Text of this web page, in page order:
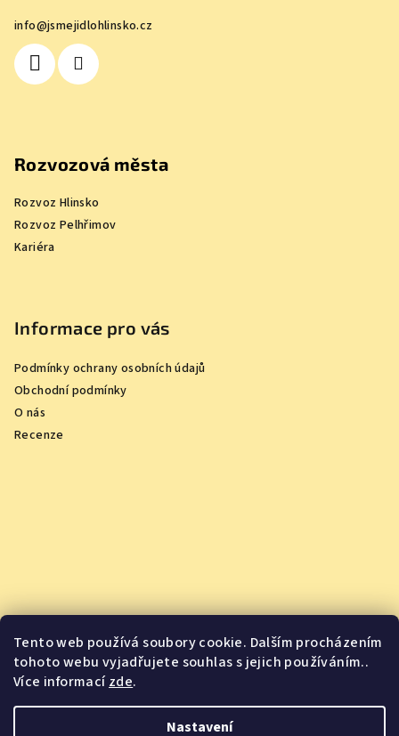
Tento web používá soubory cookie. Dalším procházením
tohoto webu vyjadřujete souhlas s jejich používáním..
Více informacízde.
Nastavení
info@jsmejidlohlinsko.cz
Rozvozová města
Rozvoz Hlinsko
Rozvoz Pelhřimov
Kariéra
Informace pro vás
Podmínky ochrany osobních údajů
Obchodní podmínky
O nás
Recenze
Vychutnejte si oceněná vína z pohodlí domova